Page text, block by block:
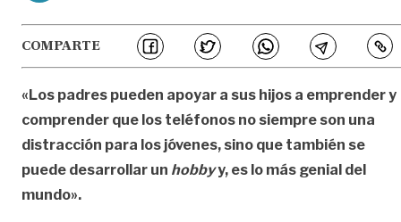
COMPARTE
«Los padres pueden apoyar a sus hijos a emprender y
comprender que los teléfonos no siempre son una
distracción para los jóvenes, sino que también se
puede desarrollar un hobbyy, es lo más genial del
mundo».